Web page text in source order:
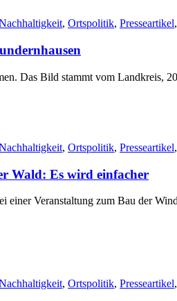
, Ortspolitik, Presseartikel,
Das Bild stammt vom Landkreis,
, Ortspolitik, Presseartikel,
Wald: Es wird einfacher
einer Veranstaltung zum Bau der
, Ortspolitik, Presseartikel,